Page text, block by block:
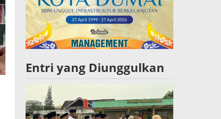
Entri yang Diunggulkan